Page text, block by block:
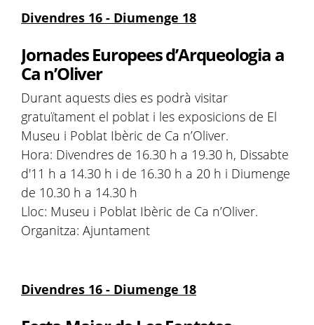
Divendres 16 - Diumenge 18
Jornades Europees d’Arqueologia a
Ca n’Oliver
Durant aquests dies es podrà visitar
gratuïtament el poblat i les exposicions de El
Museu i Poblat Ibèric de Ca n’Oliver.
Hora: Divendres de 16.30 h a 19.30 h, Dissabte
d'11 h a 14.30 h i de 16.30 h a 20 h i Diumenge
de 10.30 h a 14.30 h
Lloc: Museu i Poblat Ibèric de Ca n’Oliver.
Organitza: Ajuntament
Divendres 16 - Diumenge 18